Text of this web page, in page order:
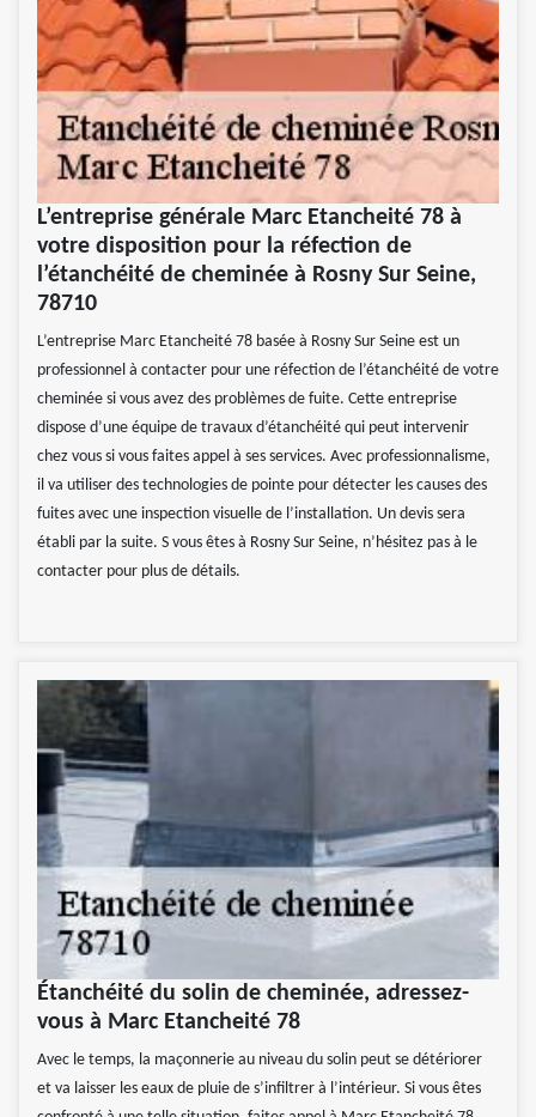
L’entreprise générale Marc Etancheité 78 à
votre disposition pour la réfection de
l’étanchéité de cheminée à Rosny Sur Seine,
78710
L’entreprise Marc Etancheité 78 basée à Rosny Sur Seine est un
professionnel à contacter pour une réfection de l’étanchéité de votre
cheminée si vous avez des problèmes de fuite. Cette entreprise
dispose d’une équipe de travaux d’étanchéité qui peut intervenir
chez vous si vous faites appel à ses services. Avec professionnalisme,
il va utiliser des technologies de pointe pour détecter les causes des
fuites avec une inspection visuelle de l’installation. Un devis sera
établi par la suite. S vous êtes à Rosny Sur Seine, n’hésitez pas à le
contacter pour plus de détails.
Étanchéité du solin de cheminée, adressez-
vous à Marc Etancheité 78
Avec le temps, la maçonnerie au niveau du solin peut se détériorer
et va laisser les eaux de pluie de s’infiltrer à l’intérieur. Si vous êtes